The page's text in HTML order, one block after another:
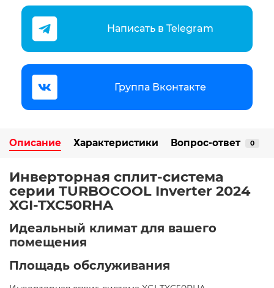
Написать в Telegram
Группа Вконтакте
Описание Характеристики Вопрос-ответ 0
Инверторная сплит-система
серии TURBOCOOL Inverter 2024
XGI-TXC50RHA
Идеальный климат для вашего
помещения ️
Площадь обслуживания